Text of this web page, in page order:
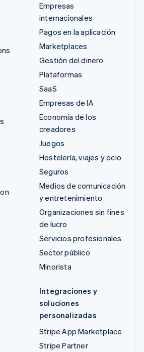
Empresas
internacionales
Pagos en la aplicación
Marketplaces
Gestión del dinero
Plataformas
SaaS
Empresas de IA
Economía de los
creadores
Juegos
Hostelería, viajes y ocio
Seguros
Medios de comunicación
y entretenimiento
Organizaciones sin fines
de lucro
Servicios profesionales
Sector público
Minorista
Integraciones y
soluciones
personalizadas
Stripe App Marketplace
Stripe Partner